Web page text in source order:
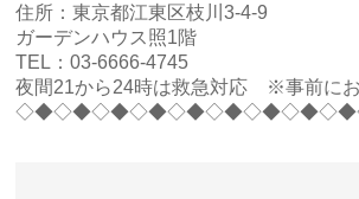
住所：東京都江東区枝川3-4-9
ガーデンハウス照1階
TEL：03-6666-4745
夜間21から24時は救急対応 ※事前に